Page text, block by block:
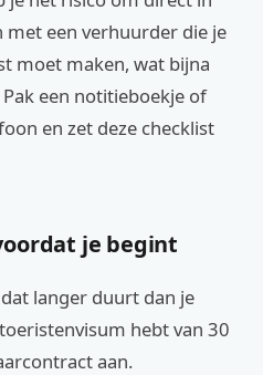
met een verhuurder die je
moet maken, wat bijna
een notitieboekje of
en zet deze checklist
je begint
langer duurt dan je
hebt van 30
aan.